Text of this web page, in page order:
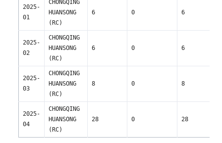
2025-
01
CHONGQING
HUANSONG
(RC)
6 0 6
2025-
02
CHONGQING
HUANSONG
(RC)
6 0 6
2025-
03
CHONGQING
HUANSONG
(RC)
8 0 8
2025-
04
CHONGQING
HUANSONG
(RC)
28 0 28